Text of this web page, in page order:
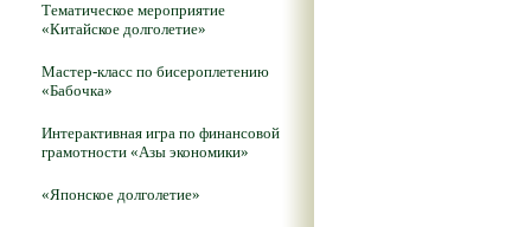
Тематическое мероприятие
«Китайское долголетие»
Мастер-класс по бисероплетению
«Бабочка»
Интерактивная игра по финансовой
грамотности «Азы экономики»
«Японское долголетие»